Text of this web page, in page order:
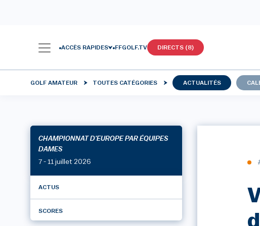
ACCÈS RAPIDES FFGOLF.TV DIRECTS (8)
GOLF AMATEUR TOUTES CATÉGORIES ACTUALITÉS
CHAMPIONNAT D'EUROPE PAR ÉQUIPES
DAMES
7 - 11 juillet 2026
ACTUS
SCORES